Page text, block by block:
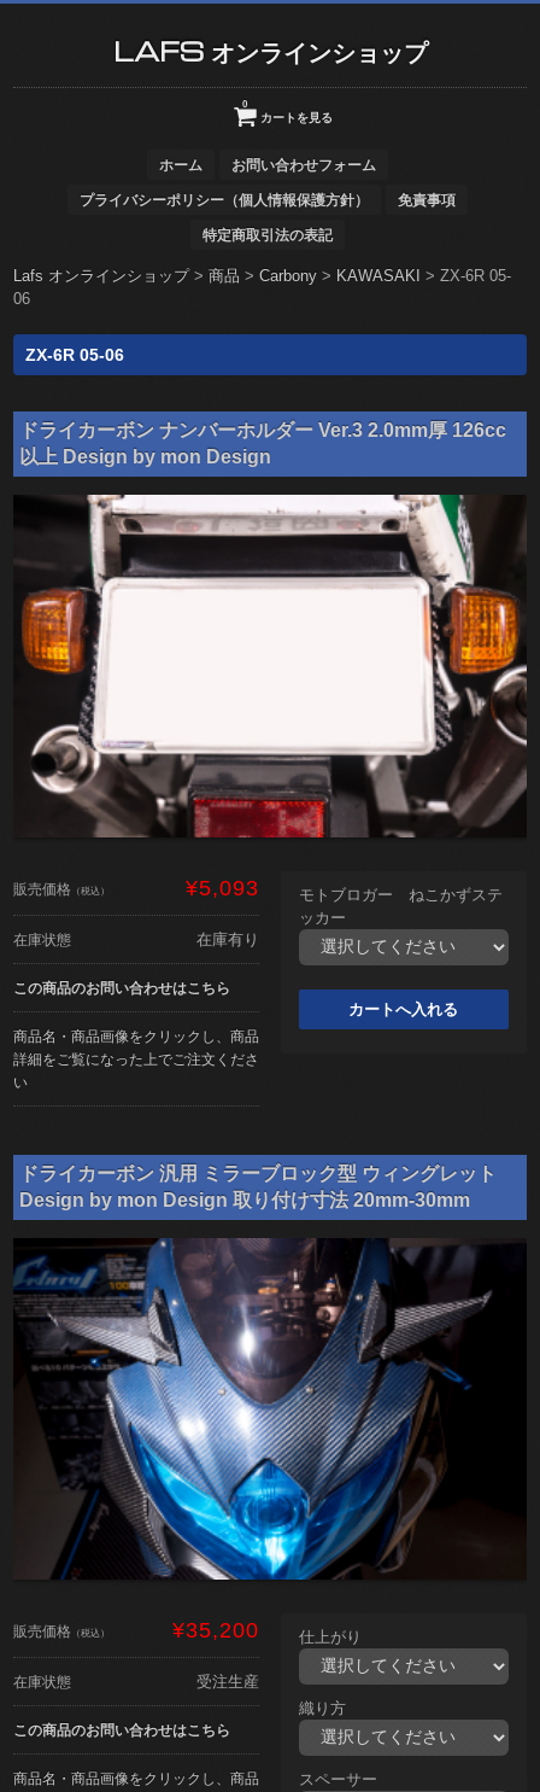
LAFS オンラインショップ
カートを見る
0
ホーム お問い合わせフォーム
プライバシーポリシー（個人情報保護方針） 免責事項
特定商取引法の表記
Lafs オンラインショップ>商品 >Carbony > KAWASAKI >ZX-6R 05-
06
ZX-6R 05-06
ドライカーボン ナンバーホルダー Ver.3 2.0mm厚 126cc
以上 Design by mon Design
販売価格 （税込） ¥5,093
在庫状態 在庫有り
この商品のお問い合わせはこちら
商品名・商品画像をクリックし、商品
詳細をご覧になった上でご注文くださ
い
モトブロガー ねこかずステ
ッカー
ドライカーボン 汎用 ミラーブロック型 ウィングレット
Design by mon Design 取り付け寸法 20mm-30mm
販売価格 （税込） ¥35,200
在庫状態 受注生産
この商品のお問い合わせはこちら
商品名・商品画像をクリックし、商品
仕上がり
織り方
スペーサー